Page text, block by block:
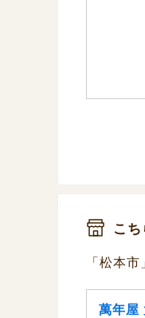
こ
「松本
萬年屋